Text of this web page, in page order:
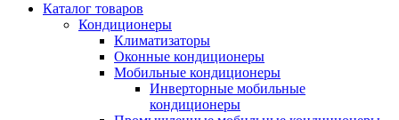
Каталог товаров
Кондиционеры
Климатизаторы
Оконные кондиционеры
Мобильные кондиционеры
Инверторные мобильные
кондиционеры